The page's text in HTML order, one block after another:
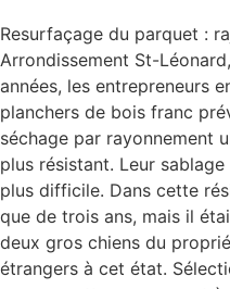
Resurfaçage du parquet :
Arrondissement St-
années, les entrepreneurs
planchers de bois franc
séchage par rayonnement
plus résistant. Leur
plus difficile. Dans cette
que de trois ans, mais il
deux gros chiens du
étrangers à cet état.